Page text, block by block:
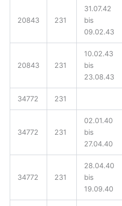
20843 231
31.07.42
bis
09.02.43
20843 231
10.02.43
bis
23.08.43
34772 231
34772 231
02.01.40
bis
27.04.40
34772 231
28.04.40
bis
19.09.40